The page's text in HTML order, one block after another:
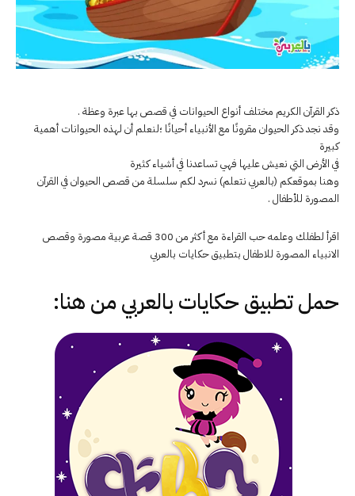
ذكر القرآن الكريم مختلف أنواع الحيوانات في قصص بها عبرة وعظة .
وقد نجد ذكر الحيوان مقرونًا مع الأنبياء أحيانًا ؛لنعلم أن لهذه الحيوانات أهمية
كبيرة
في الأرض التي نعيش عليها فهي تساعدنا في أشياء كثيرة
وهنا بموقعكم (بالعربي نتعلم) نسرد لكم سلسلة من قصص الحيوان في القرآن
المصورة للأطفال .
اقرأ لطفلك وعلمه حب القراءة مع أكثر من 300 قصة عربية مصورة وقصص
الانبياء المصورة للاطفال بتطبيق حكايات بالعربي
حمل تطبيق حكايات بالعربيمن هنا: